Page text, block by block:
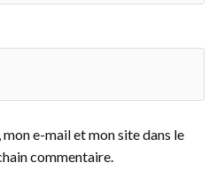
e-mail et mon site dans le
commentaire.